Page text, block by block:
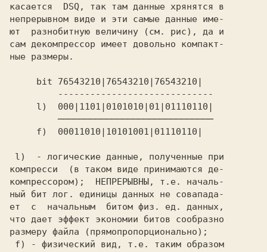
касается
DSQ,
так там данные хрянятся в
непрерывном виде и эти самые данные име-
ют  разнобитную величину (см. рис), да и
сам декомпрессор имеет довольно компакт-
ные размеры.
l)
- логические данные, полученные при
компресси  (в таком виде принимаются де-
компрессором); НЕПРЕРЫВНЫ,
т.е. началь-
ный бит лог. единицы данных не совапада-
ет  с  начальным  битом физ. ед. данных,
что дает эффект экономии битов сообразно
f)
- физический вид, т.е. таким образом